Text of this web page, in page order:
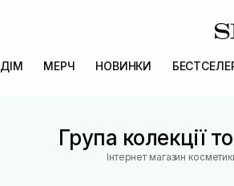
ДІМ МЕРЧ НОВИНКИ
Група колекції
Інтернет магазин